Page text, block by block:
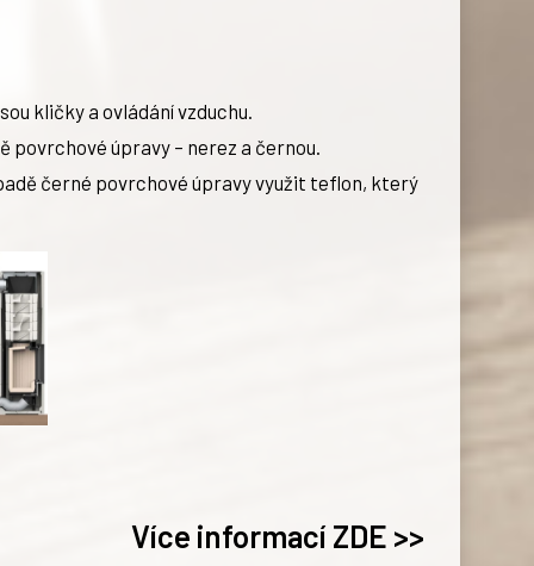
kličky a ovládání vzduchu.
povrchové úpravy – nerez a černou.
černé povrchové úpravy využit teflon, který
Více informací ZDE >>